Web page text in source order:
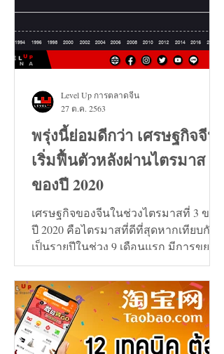
พรุ่งนี้ย่อมดีกว่า เศรษฐกิจจีน
เริ่มฟื้นตัวหลังผ่านไตรมาส 3
ของปี 2020
เศรษฐกิจของจีนในช่วงไตรมาสที่ 3 ของ
ปี 2020 คือไตรมาสที่ดีที่สุดหากเทียบกัน
เป็นรายปีในช่วง 9 เดือนแรก มีการขยาย
ตัวเพิ่มขึ้น 0.7%
Level Up การตลาดจีน
27 ต.ค. 2563